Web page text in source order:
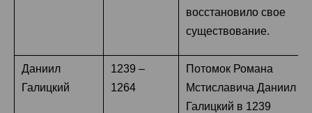
восстановило свое
существование.
Даниил
Галицкий
1239 –
1264
Потомок Романа
Мстиславича Даниил
Галицкий в 1239